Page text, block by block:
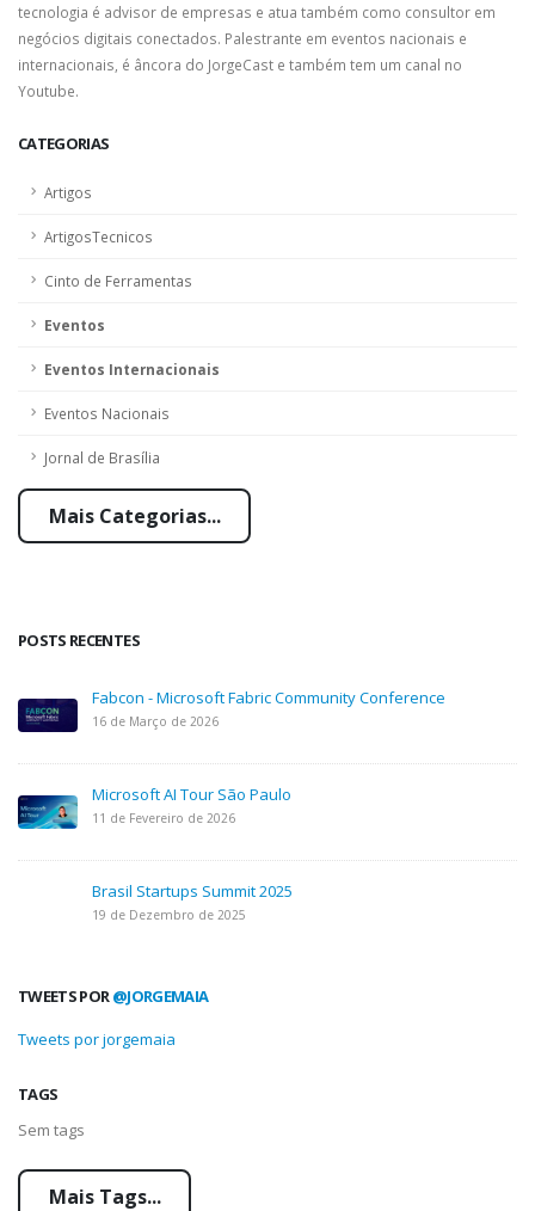
CATEGORIAS
Artigos
ArtigosTecnicos
Cinto de Ferramentas
Eventos
Eventos Internacionais
Eventos Nacionais
Jornal de Brasília
Mais Categorias...
POSTS RECENTES
Fabcon - Microsoft Fabric Community Conference
16 de Março de 2026
Microsoft AI Tour São Paulo
11 de Fevereiro de 2026
Brasil Startups Summit 2025
19 de Dezembro de 2025
TWEETS POR@JORGEMAIA
Tweets por jorgemaia
TAGS
Sem tags
Mais Tags...
tecnologia é advisor de empresas e atua também como consultor em
negócios digitais conectados. Palestrante em eventos nacionais e
internacionais, é âncora do JorgeCast e também tem um canal no
Youtube.